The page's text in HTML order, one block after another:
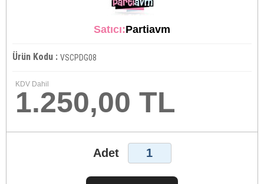
Satıcı:Partiavm
Ürün Kodu : VSCPDG08
KDV Dahil
1.250,00 TL
Adet